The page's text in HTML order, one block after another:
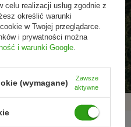
przed
Rezygnacja w każdej
chwili
realizacji usług zgodnie z
określić warunki
w Twojej przeglądarce.
i prywatności można
i warunki Google
(wymagane)
Zawsze
aktywne